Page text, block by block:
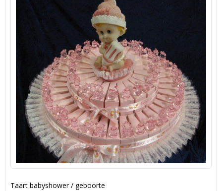
Taart babyshower / geboorte